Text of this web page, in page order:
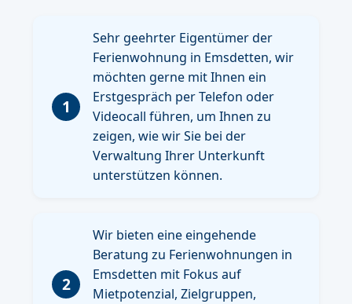
1
Sehr geehrter Eigentümer der
Ferienwohnung in Emsdetten, wir
möchten gerne mit Ihnen ein
Erstgespräch per Telefon oder
Videocall führen, um Ihnen zu
zeigen, wie wir Sie bei der
Verwaltung Ihrer Unterkunft
unterstützen können.
2
Wir bieten eine eingehende
Beratung zu Ferienwohnungen in
Emsdetten mit Fokus auf
Mietpotenzial, Zielgruppen,